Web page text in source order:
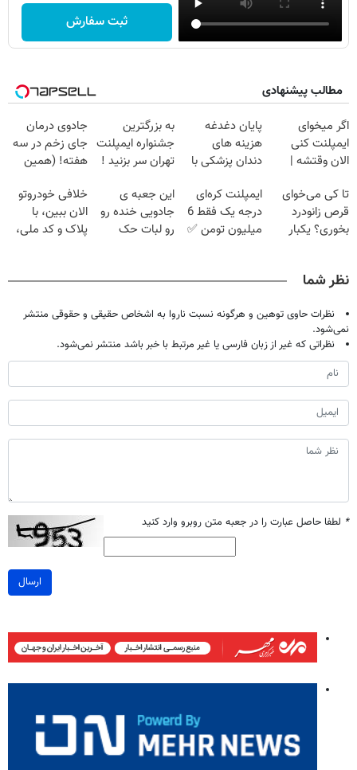
ثبت سفارش
مطالب پیشنهادی
اگر میخوای
ایمپلنت کنی
الان وقتشه |
میلیون تومان!!!
پایان دغدغه
هزینه های
دندان پزشکی با
خانگی
به بزرگترین
جشنواره ایمپلنت
تهران سر بزنید !
میلیون !
جادوی درمان
جای زخم در سه
هفته! (همین
صحبت کنید)
تا کی می‌خوای
قرص زانودرد
بخوری؟ یکبار
ایمپلنت کره‌ای
درجه یک فقط 6
میلیون تومن ✅
این جعبه ی
جادویی خنده رو
رو لبات حک
خلافی خودروتو
الان ببین، با
پلاک و کد ملی،
نظر شما
نظرات حاوی توهین و هرگونه نسبت ناروا به اشخاص حقیقی و حقوقی منتشر
نمی‌شود.
نظراتی که غیر از زبان فارسی یا غیر مرتبط با خبر باشد منتشر نمی‌شود.
* لطفا حاصل عبارت را در جعبه متن روبرو وارد کنید
ارسال